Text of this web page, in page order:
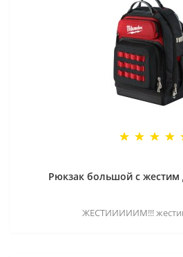
Рюкзак большой с
ЖЕСТИИИИИМ!!!